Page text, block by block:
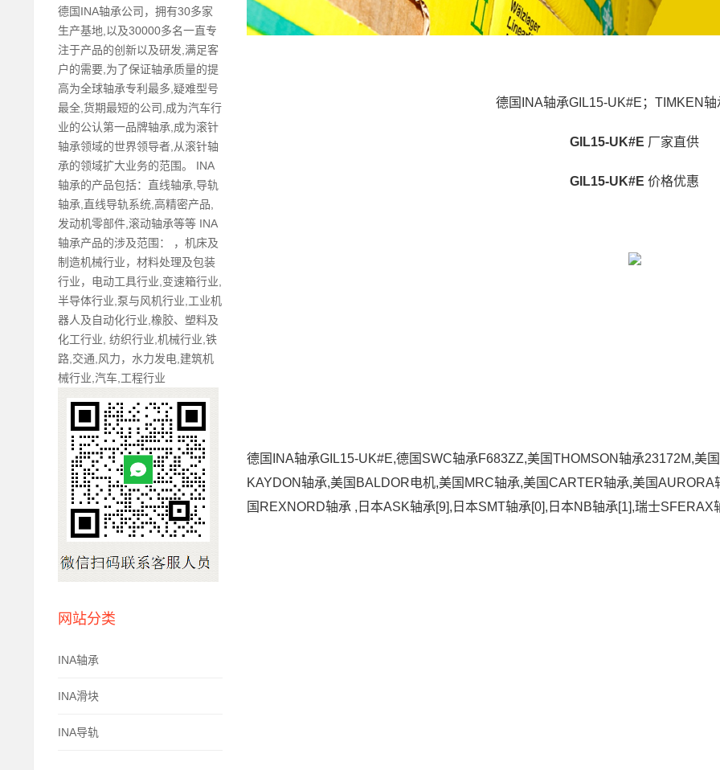
德国INA轴承公司，拥有30多家
生产基地,以及30000多名一直专
注于产品的创新以及研发,满足客
户的需要,为了保证轴承质量的提
高为全球轴承专利最多,疑难型号
最全,货期最短的公司,成为汽车行
业的公认第一品牌轴承,成为滚针
轴承领域的世界领导者,从滚针轴
承的领域扩大业务的范围。 INA
轴承的产品包括：直线轴承,导轨
轴承,直线导轨系统,高精密产品,
发动机零部件,滚动轴承等等 INA
轴承产品的涉及范围： ，机床及
制造机械行业，材料处理及包装
行业，电动工具行业,变速箱行业,
半导体行业,泵与风机行业,工业机
器人及自动化行业,橡胶、塑料及
化工行业, 纺织行业,机械行业,铁
路,交通,风力，水力发电,建筑机
械行业,汽车,工程行业
网站分类
INA轴承
INA滑块
INA导轨
德国INA轴承GIL15-UK#E；TIMKEN
GIL15-UK#E 厂家直供
GIL15-UK#E 价格优惠
德国INA轴承GIL15-UK#E,德国SWC轴承F683ZZ,美国THOMSON轴承23172M,美
KAYDON轴承,美国BALDOR电机,美国MRC轴承,美国CARTER轴承,美国
国REXNORD轴承 ,日本ASK轴承[9],日本SMT轴承[0],日本NB轴承[1],瑞士SFERAX